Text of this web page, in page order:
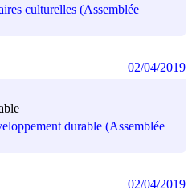
culturelles (Assemblée
durable (Assemblée
02/04/2019
02/04/2019